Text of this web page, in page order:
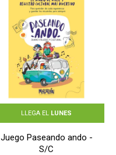
LLEGA EL LUNES
Juego Paseando ando -
S/C